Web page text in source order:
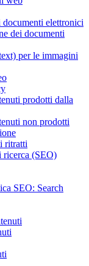
elettronici
dei documenti
per le immagini
prodotti dalla
non prodotti
ritratti
ricerca (SEO)
SEO: Search